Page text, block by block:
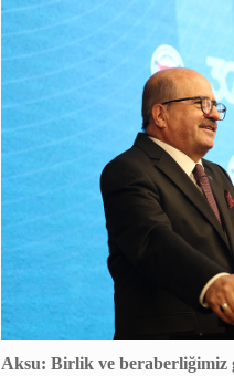
Aksu: Birlik ve beraberliğimiz